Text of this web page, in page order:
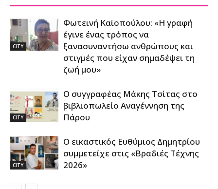
CITY
Φωτεινή Καϊοπούλου: «Η γραφή
έγινε ένας τρόπος να
ξανασυναντήσω ανθρώπους και
στιγμές που είχαν σημαδέψει τη
ζωή μου»
CITY
Ο συγγραφέας Μάκης Τσίτας στο
βιβλιοπωλείο Αναγέννηση της
Πάρου
CITY
Ο εικαστικός Ευθύμιος Δημητρίου
συμμετείχε στις «Βραδιές Τέχνης
2026»